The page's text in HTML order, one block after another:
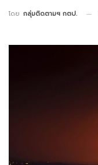
โดย กลุ่มติดตามฯ กตป.